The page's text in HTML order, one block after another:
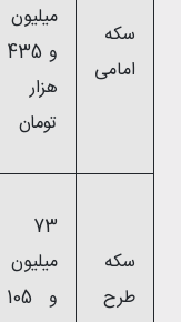
سکه
امامی
میلیون
و 435
هزار
تومان
سکه
طرح
73
میلیون
و 105